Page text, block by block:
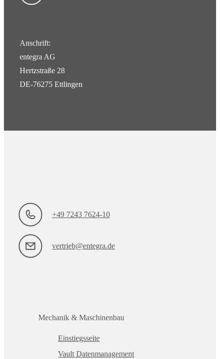
Anschrift:
entegra AG
Hertzstraße 28
DE-76275 Ettlingen
+49 7243 7624-10
vertrieb@entegra.de
Mechanik & Maschinenbau
Einstiegsseite
Vault Datenmanagement